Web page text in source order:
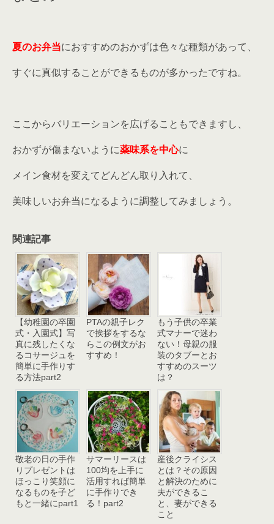
夏のお弁当におすすめのおかずは色々な種類があって、
すぐに真似することができるものが多かったですね。
ここからバリエーションを広げることもできますし、
おかずが傷まないように薬味系を中心に
メイン食材を変えてどんどん取り入れて、
美味しいお弁当になるように調整してみましょう。
関連記事
【幼稚園の卒園
式・入園式】写
真に残したくな
るコサージュを
簡単に手作りす
る方法part2
PTAの親子レク
で挨拶をするな
らこの例文がお
すすめ！
もう子供の卒業
式マナーで迷わ
ない！母親の服
装のタブーとお
すすめのスーツ
は？
敬老の日の手作
りプレゼントは
ほっこり笑顔に
なるものを子ど
もと一緒にpart1
サマーリースは
100均を上手に
活用すれば簡単
に手作りでき
る！part2
産後クライシス
とは？その原因
と解決のために
夫ができるこ
と、妻ができる
こと